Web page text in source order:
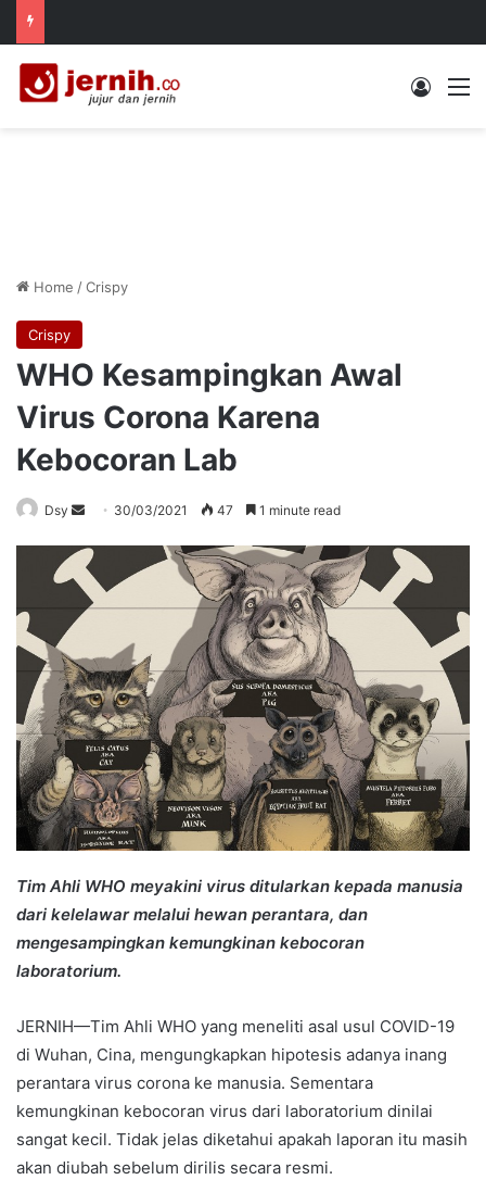
Log In
Home /Crispy
Crispy
WHO Kesampingkan Awal
Virus Corona Karena
Kebocoran Lab
Dsy
Send
email
30/03/2021 47 1 minute read
Tim Ahli WHO meyakini virus ditularkan kepada manusia
dari kelelawar melalui hewan perantara, dan
mengesampingkan kemungkinan kebocoran
laboratorium.
JERNIH—Tim Ahli WHO yang meneliti asal usul COVID-19
di Wuhan, Cina, mengungkapkan hipotesis adanya inang
perantara virus corona ke manusia. Sementara
kemungkinan kebocoran virus dari laboratorium dinilai
sangat kecil. Tidak jelas diketahui apakah laporan itu masih
akan diubah sebelum dirilis secara resmi.